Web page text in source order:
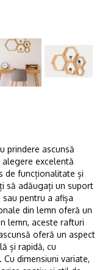
prindere ascunsă
excelentă
de funcționalitate și
să adăugați un suport
pentru a afișa
din lemn oferă un
lemn, aceste rafturi
oferă un aspect
și rapidă, cu
dimensiuni variate,